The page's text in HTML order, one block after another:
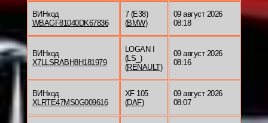
ВИНкод
WBAGF81040DK67836
7 (E38)
(BMW)
09 август 2026
08:18
ВИНкод
X7LLSRABH8H181979
LOGAN I
(LS_)
(RENAULT)
09 август 2026
08:16
ВИНкод
XLRTE47MS0G009616
XF 105
(DAF)
09 август 2026
08:07